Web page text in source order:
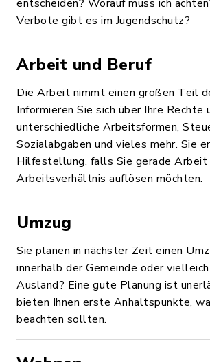
entscheiden? Worauf muss ich
Verbote gibt es im Jugendschutz?
Arbeit und Beruf
Die Arbeit nimmt einen großen Teil
Informieren Sie sich über Ihre Rechte
unterschiedliche Arbeitsformen,
Sozialabgaben und vieles mehr. Sie
Hilfestellung, falls Sie gerade Arbeit
Arbeitsverhältnis auflösen möchten.
Umzug
Sie planen in nächster Zeit einen
innerhalb der Gemeinde oder
Ausland? Eine gute Planung ist
bieten Ihnen erste Anhaltspunkte,
beachten sollten.